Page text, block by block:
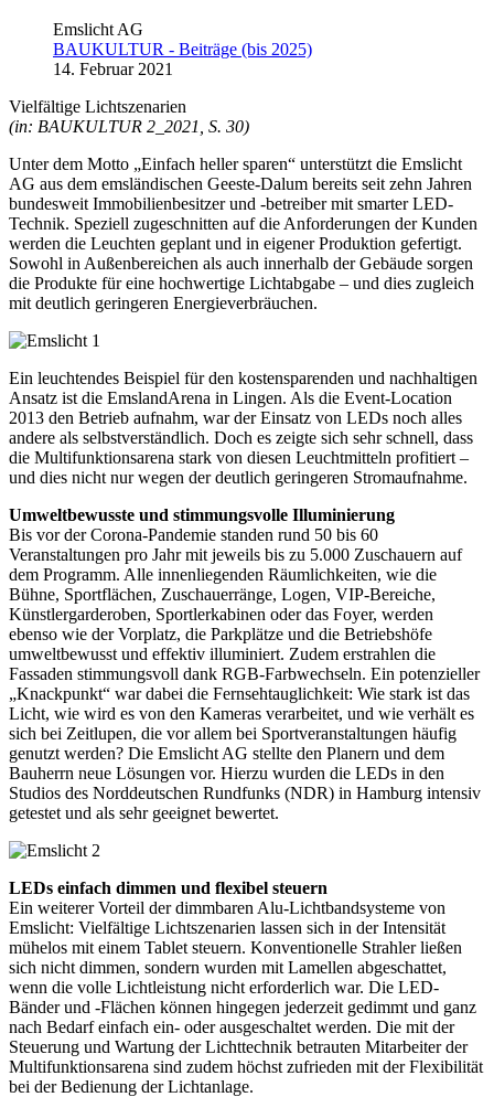
Emslicht AG
BAUKULTUR - Beiträge (bis 2025)
14. Februar 2021
Vielfältige Lichtszenarien
(in: BAUKULTUR 2_2021, S. 30)
Unter dem Motto „Einfach heller sparen“ unterstützt die Emslicht
AG aus dem emsländischen Geeste-Dalum bereits seit zehn Jahren
bundesweit Immobilienbesitzer und -betreiber mit smarter LED-
Technik. Speziell zugeschnitten auf die Anforderungen der Kunden
werden die Leuchten geplant und in eigener Produktion gefertigt.
Sowohl in Außenbereichen als auch innerhalb der Gebäude sorgen
die Produkte für eine hochwertige Lichtabgabe – und dies zugleich
mit deutlich geringeren Energieverbräuchen.
Ein leuchtendes Beispiel für den kostensparenden und nachhaltigen
Ansatz ist die EmslandArena in Lingen. Als die Event-Location
2013 den Betrieb aufnahm, war der Einsatz von LEDs noch alles
andere als selbstverständlich. Doch es zeigte sich sehr schnell, dass
die Multifunktionsarena stark von diesen Leuchtmitteln profitiert –
und dies nicht nur wegen der deutlich geringeren Stromaufnahme.
Umweltbewusste und stimmungsvolle Illuminierung
Bis vor der Corona-Pandemie standen rund 50 bis 60
Veranstaltungen pro Jahr mit jeweils bis zu 5.000 Zuschauern auf
dem Programm. Alle innenliegenden Räumlichkeiten, wie die
Bühne, Sportflächen, Zuschauerränge, Logen, VIP-Bereiche,
Künstlergarderoben, Sportlerkabinen oder das Foyer, werden
ebenso wie der Vorplatz, die Parkplätze und die Betriebshöfe
umweltbewusst und effektiv illuminiert. Zudem erstrahlen die
Fassaden stimmungsvoll dank RGB-Farbwechseln. Ein potenzieller
„Knackpunkt“ war dabei die Fernsehtauglichkeit: Wie stark ist das
Licht, wie wird es von den Kameras verarbeitet, und wie verhält es
sich bei Zeitlupen, die vor allem bei Sportveranstaltungen häufig
genutzt werden? Die Emslicht AG stellte den Planern und dem
Bauherrn neue Lösungen vor. Hierzu wurden die LEDs in den
Studios des Norddeutschen Rundfunks (NDR) in Hamburg intensiv
getestet und als sehr geeignet bewertet.
LEDs einfach dimmen und flexibel steuern
Ein weiterer Vorteil der dimmbaren Alu-Lichtbandsysteme von
Emslicht: Vielfältige Lichtszenarien lassen sich in der Intensität
mühelos mit einem Tablet steuern. Konventionelle Strahler ließen
sich nicht dimmen, sondern wurden mit Lamellen abgeschattet,
wenn die volle Lichtleistung nicht erforderlich war. Die LED-
Bänder und -Flächen können hingegen jederzeit gedimmt und ganz
nach Bedarf einfach ein- oder ausgeschaltet werden. Die mit der
Steuerung und Wartung der Lichttechnik betrauten Mitarbeiter der
Multifunktionsarena sind zudem höchst zufrieden mit der Flexibilität
bei der Bedienung der Lichtanlage.